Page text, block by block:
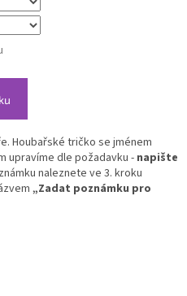
Houbařské tričko se jménem
upravíme dle požadavku - napište
naleznete ve 3. kroku
„Zadat poznámku pro